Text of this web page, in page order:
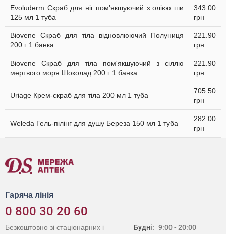
Evoluderm Скраб для ніг пом'якшуючий з олією ши
125 мл 1 туба
343.00
грн
Biovene Скраб для тіла відновлюючий Полуниця
200 г 1 банка
221.90
грн
Biovene Скраб для тіла пом'якшуючий з сіллю
мертвого моря Шоколад 200 г 1 банка
221.90
грн
Uriage Крем-скраб для тіла 200 мл 1 туба
705.50
грн
Weleda Гель-пілінг для душу Береза 150 мл 1 туба
282.00
грн
Гаряча лінія
0 800 30 20 60
Будні: 9:00 - 20:00
Безкоштовно зі стаціонарних і